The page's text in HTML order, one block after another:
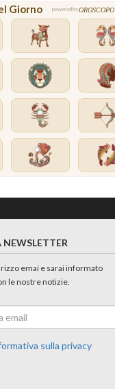
Giorno powered byOROSCOPO
NEWSLETTER
emai e sarai informato
le nostre notizie.
sulla privacy